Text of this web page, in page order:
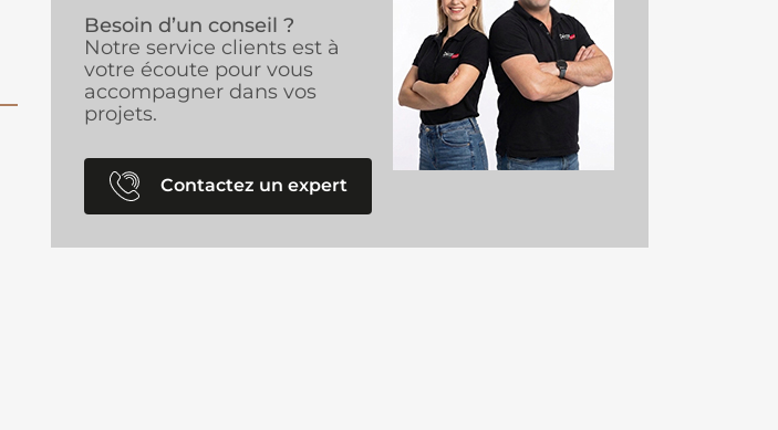
Besoin d’un conseil ?
Notre service clients est à
votre écoute pour vous
accompagner dans vos
projets.
Contactez un expert